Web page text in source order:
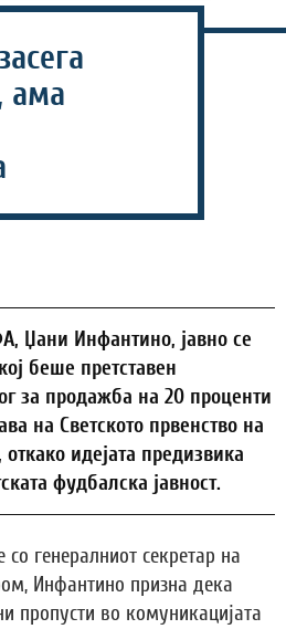
ама
Џани Инфантино, јавно се
беше претставен
за продажба на 20 проценти
на Светското првенство на
идејата предизвика
фудбалска јавност.
генералниот секретар на
Инфантино призна дека
пропусти во комуникацијата